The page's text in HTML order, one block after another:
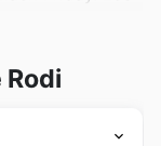
perfectos
las
Rodi Black
adspara
Rodi